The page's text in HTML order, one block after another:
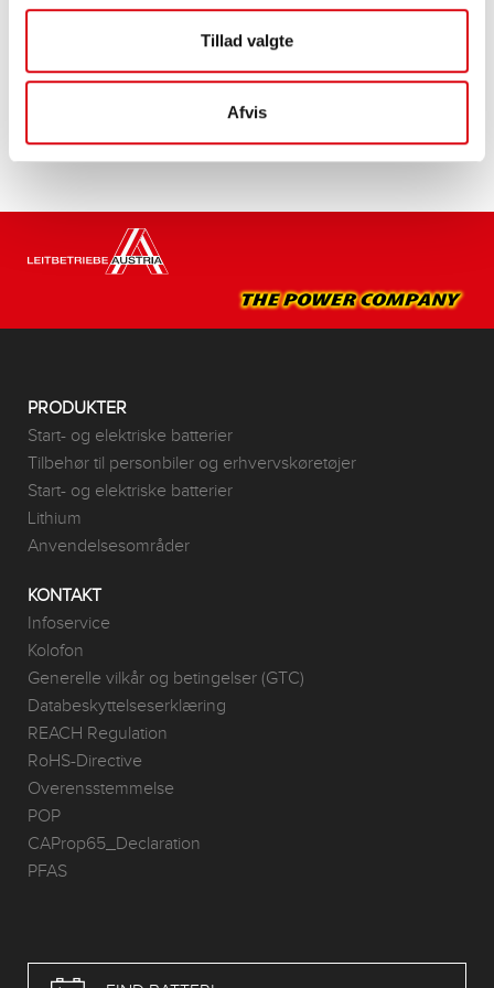
Tillad valgte
Afvis
PRODUKTER
Start- og elektriske batterier
Tilbehør til personbiler og erhvervskøretøjer
Start- og elektriske batterier
Lithium
Anvendelsesområder
KONTAKT
Infoservice
Kolofon
Generelle vilkår og betingelser (GTC)
Databeskyttelseserklæring
REACH Regulation
RoHS-Directive
Overensstemmelse
POP
CAProp65_Declaration
PFAS